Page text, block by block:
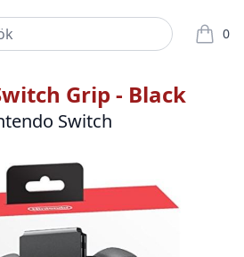
0
varor i
Grip - Black
Switch